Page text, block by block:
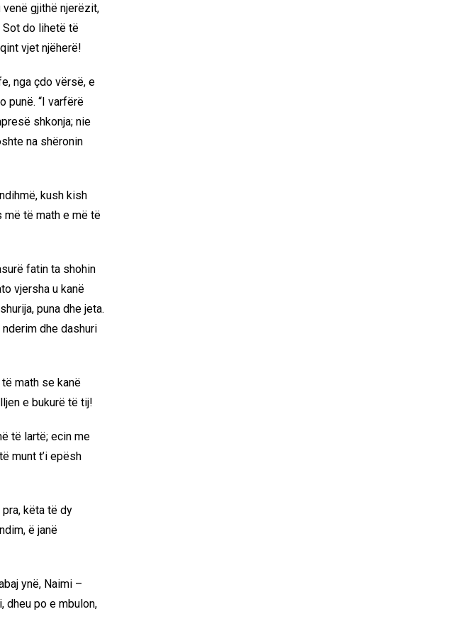
gjithë njerëzit,
Sot do lihetë të
vjet njëherë!
nga çdo vërsë, e
punë. “I varfërë
shkonja; nie
na shëronin
kush kish
më të math e më të
fatin ta shohin
vjersha u kanë
puna dhe jeta.
nderim dhe dashuri
të math se kanë
e bukurë të tij!
të lartë; ecin me
munt t’i epësh
pra, këta të dy
ë janë
ynë, Naimi –
dheu po e mbulon,